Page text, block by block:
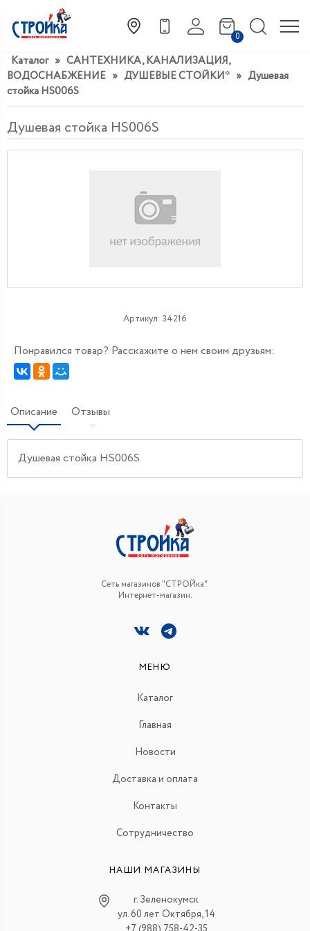
0
Каталог » САНТЕХНИКА, КАНАЛИЗАЦИЯ,
ВОДОСНАБЖЕНИЕ » ДУШЕВЫЕ СТОЙКИ* » Душевая
стойка HS006S
Душевая стойка HS006S
Артикул: 34216
Понравился товар? Расскажите о нем своим друзьям:
Описание Отзывы
Душевая стойка HS006S
Сеть магазинов "СТРОЙка".
Интернет-магазин.
МЕНЮ
Каталог
Главная
Новости
Доставка и оплата
Контакты
Сотрудничество
НАШИ МАГАЗИНЫ
г. Зеленокумск
ул. 60 лет Октября, 14